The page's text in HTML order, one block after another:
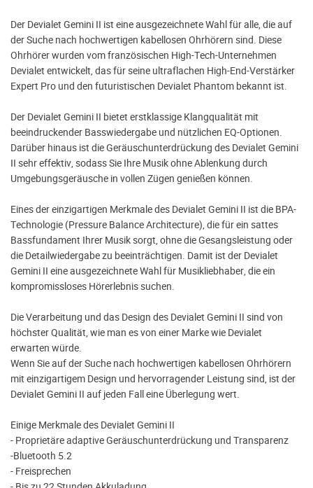
Der Devialet Gemini II ist eine ausgezeichnete Wahl für alle, die auf
der Suche nach hochwertigen kabellosen Ohrhörern sind. Diese
Ohrhörer wurden vom französischen High-Tech-Unternehmen
Devialet entwickelt, das für seine ultraflachen High-End-Verstärker
Expert Pro und den futuristischen Devialet Phantom bekannt ist.
Der Devialet Gemini II bietet erstklassige Klangqualität mit
beeindruckender Basswiedergabe und nützlichen EQ-Optionen.
Darüber hinaus ist die Geräuschunterdrückung des Devialet Gemini
II sehr effektiv, sodass Sie Ihre Musik ohne Ablenkung durch
Umgebungsgeräusche in vollen Zügen genießen können.
Eines der einzigartigen Merkmale des Devialet Gemini II ist die BPA-
Technologie (Pressure Balance Architecture), die für ein sattes
Bassfundament Ihrer Musik sorgt, ohne die Gesangsleistung oder
die Detailwiedergabe zu beeinträchtigen. Damit ist der Devialet
Gemini II eine ausgezeichnete Wahl für Musikliebhaber, die ein
kompromissloses Hörerlebnis suchen.
Die Verarbeitung und das Design des Devialet Gemini II sind von
höchster Qualität, wie man es von einer Marke wie Devialet
erwarten würde.
Wenn Sie auf der Suche nach hochwertigen kabellosen Ohrhörern
mit einzigartigem Design und hervorragender Leistung sind, ist der
Devialet Gemini II auf jeden Fall eine Überlegung wert.
Einige Merkmale des Devialet Gemini II
- Proprietäre adaptive Geräuschunterdrückung und Transparenz
-Bluetooth 5.2
- Freisprechen